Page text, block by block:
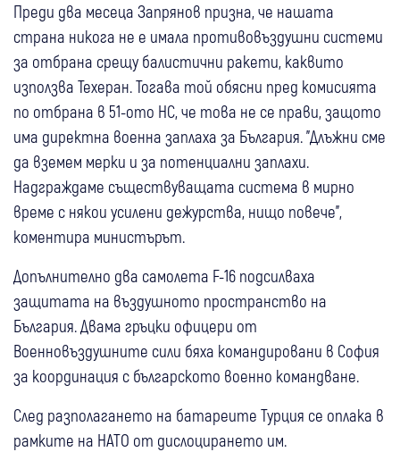
Преди два месеца Запрянов призна, че нашата
страна никога не е имала противовъздушни системи
за отбрана срещу балистични ракети, каквито
използва Техеран. Тогава той обясни пред комисията
по отбрана в 51-ото НС, че това не се прави, защото
има директна военна заплаха за България. "Длъжни сме
да вземем мерки и за потенциални заплахи.
Надграждаме съществуващата система в мирно
време с някои усилени дежурства, нищо повече",
коментира министърът.
Допълнително два самолета F-16 подсилваха
защитата на въздушното пространство на
България. Двама гръцки офицери от
Военновъздушните сили бяха командировани в София
за координация с българското военно командване.
След разполагането на батареите Турция се оплака в
рамките на НАТО от дислоцирането им.